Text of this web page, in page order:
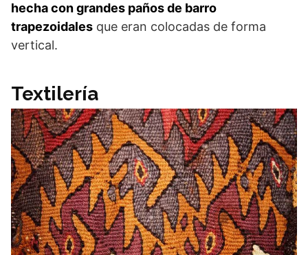
hecha con grandes paños de barro
trapezoidales que eran colocadas de forma
vertical.
Textilería